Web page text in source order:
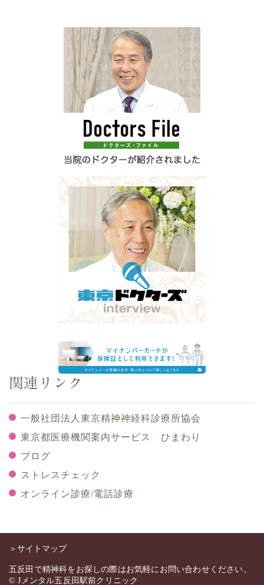
関連リンク
一般社団法人東京精神神経科診療所協会
東京都医療機関案内サービス ひまわり
ブログ
ストレスチェック
オンライン診療/電話診療
＞サイトマップ
五反田で精神科をお探しの際はお気軽にお問い合わせください。
© Jメンタル五反田駅前クリニック